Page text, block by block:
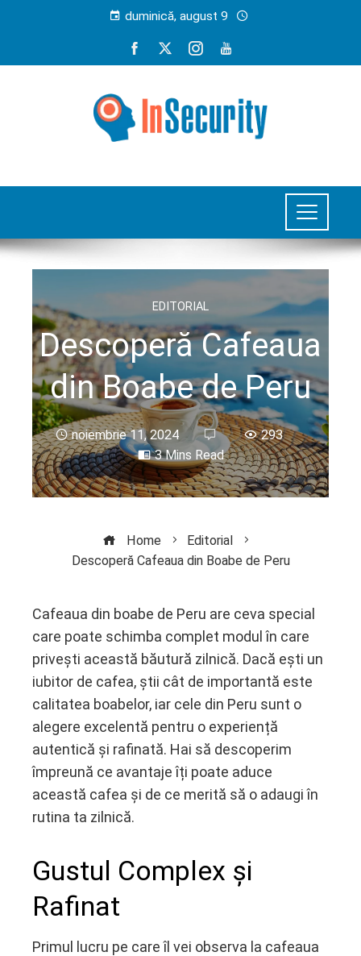
duminică, august 9
EDITORIAL
Descoperă Cafeaua
din Boabe de Peru
noiembrie 11, 2024
293
3 Mins Read
Home
Editorial
Descoperă Cafeaua din Boabe de Peru
Cafeaua din boabe de Peru are ceva special
care poate schimba complet modul în care
privești această băutură zilnică. Dacă ești un
iubitor de cafea, știi cât de importantă este
calitatea boabelor, iar cele din Peru sunt o
alegere excelentă pentru o experiență
autentică și rafinată. Hai să descoperim
împreună ce avantaje îți poate aduce
această cafea și de ce merită să o adaugi în
rutina ta zilnică.
Gustul Complex și
Rafinat
Primul lucru pe care îl vei observa la cafeaua